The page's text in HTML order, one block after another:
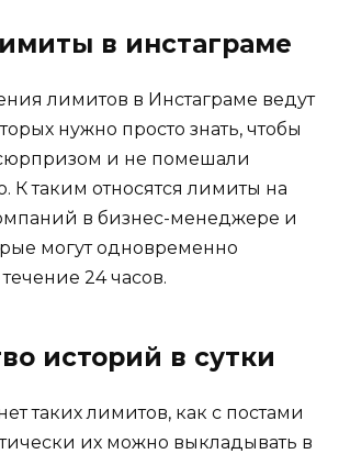
в инстаграме
лимитов в Инстаграме ведут
нужно просто знать, чтобы
и не помешали
таким относятся лимиты на
в бизнес-менеджере и
могут одновременно
24 часов.
историй в сутки
таких лимитов, как с постами
их можно выкладывать в